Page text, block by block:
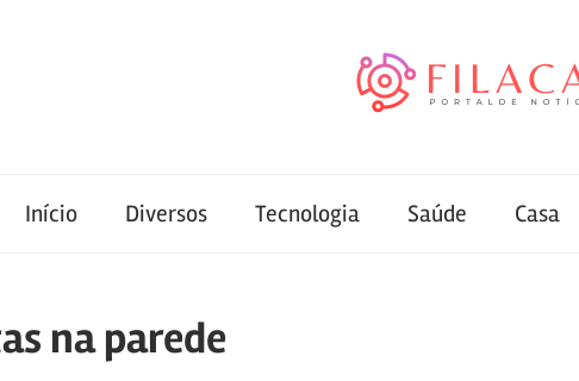
Início Diversos Tecnologia Saúde Casa
na parede